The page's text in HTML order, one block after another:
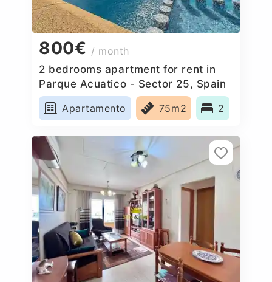
800€ / month
2 bedrooms apartment for rent in
Parque Acuatico - Sector 25, Spain
Apartamento
75m2 2